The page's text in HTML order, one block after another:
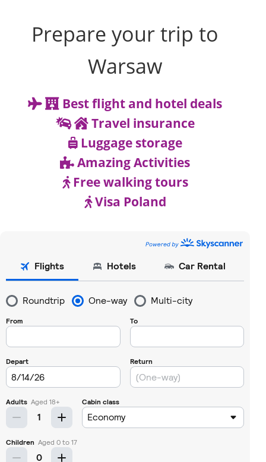
Prepare your trip to
Warsaw
Best flight and hotel deals
Travel insurance
Luggage storage
Amazing Activities
Free walking tours
Visa Poland